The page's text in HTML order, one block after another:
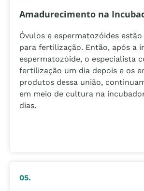
Amadurecimento na
Óvulos e espermatozóides
para fertilização. Então, após a
espermatozóide, o especialista
fertilização um dia depois e os
produtos dessa união,
em meio de cultura na
dias.
05.